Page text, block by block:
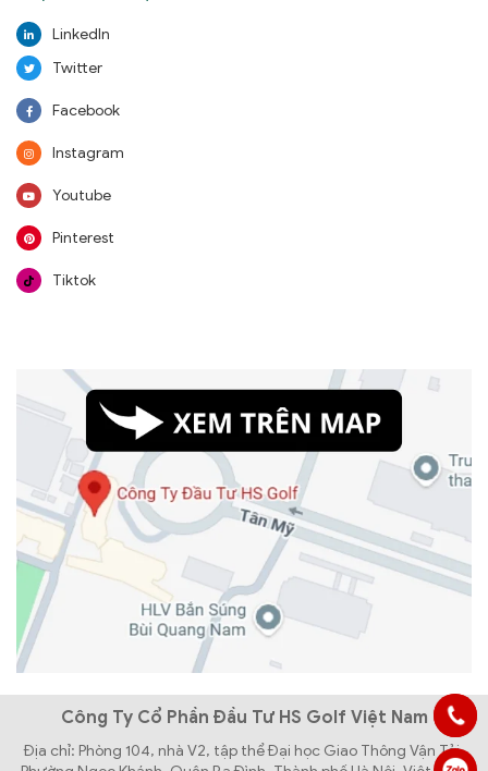
LinkedIn
Twitter
Facebook
Instagram
Youtube
Pinterest
Tiktok
Công Ty Cổ Phần Đầu Tư HS Golf Việt Nam
Địa chỉ: Phòng 104, nhà V2, tập thể Đại học Giao Thông Vận Tải,